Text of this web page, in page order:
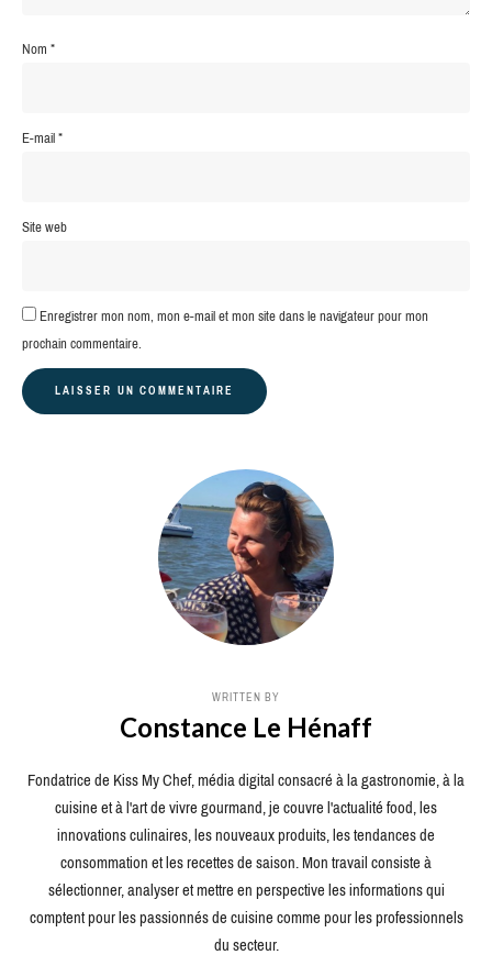
Nom*
E-mail*
Site web
Enregistrer mon nom, mon e-mail et mon site dans le navigateur pour mon
prochain commentaire.
WRITTEN BY
Constance Le Hénaff
Fondatrice de Kiss My Chef, média digital consacré à la gastronomie, à la
cuisine et à l'art de vivre gourmand, je couvre l'actualité food, les
innovations culinaires, les nouveaux produits, les tendances de
consommation et les recettes de saison. Mon travail consiste à
sélectionner, analyser et mettre en perspective les informations qui
comptent pour les passionnés de cuisine comme pour les professionnels
du secteur.